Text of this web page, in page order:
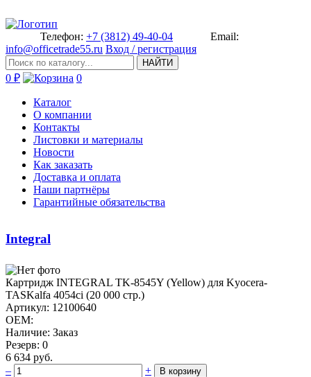
Телефон: +7 (3812) 49-40-04
Email:
info@officetrade55.ru Вход / регистрация
НАЙТИ
0 ₽ 0
Каталог
О компании
Контакты
Листовки и материалы
Новости
Как заказать
Доставка и оплата
Наши партнёры
Гарантийные обязательства
Integral
Картридж INTEGRAL­ TK-8545Y (Yellow) для Kyocera­
TASKalfa 4054ci (20 000 стр.)­
Артикул: 12100640
OEM:
Наличие: Заказ
Резерв: 0
6 634 руб.
–
+ В корзину